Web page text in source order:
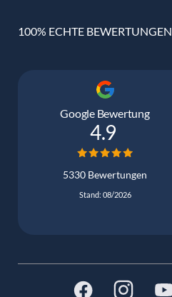
100% ECHTE BEWERTUNGEN
Google Bewertung
4.9
5330 Bewertungen
Stand: 08/2026